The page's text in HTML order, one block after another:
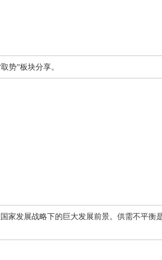
势”板块分享。
家发展战略下的巨大发展前景。供需不平